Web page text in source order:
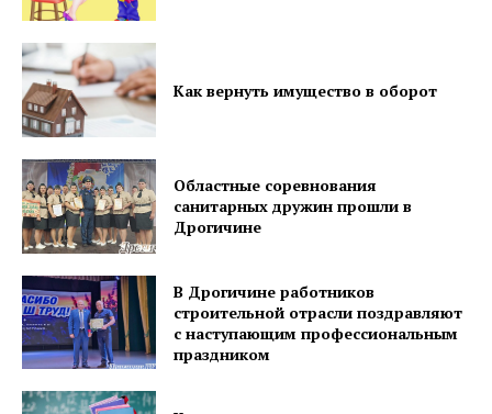
"Драгічынскі Веснік"
Как вернуть имущество в оборот
Областные соревнования
санитарных дружин прошли в
Дрогичине
В Дрогичине работников
строительной отрасли поздравляют
с наступающим профессиональным
праздником